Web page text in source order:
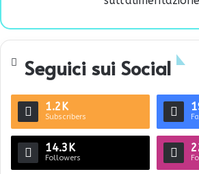
Seguici sui Social
1.2K
Subscribers
14.3K
Followers